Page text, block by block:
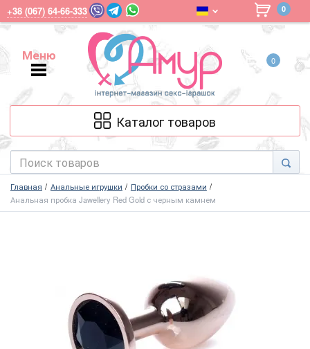
+38 (067) 64-66-333 0
Меню
Меню
0
Каталог товаров
Главная Анальные игрушки
Пробки со стразами
Анальная пробка Jawellery Red Gold с черным камнем